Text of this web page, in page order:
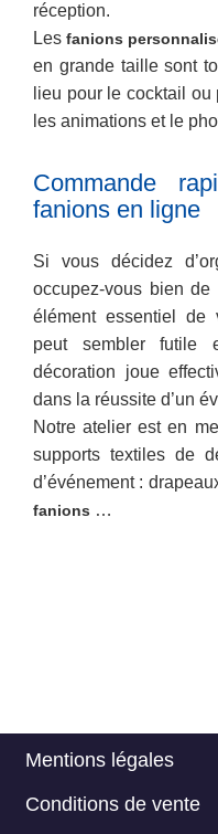
réception.
Les fanions
en grande taille sont
lieu pour le cocktail ou
les animations et le
Commande
fanions en ligne
Si vous décidez
occupez-vous bien de
élément essentiel de
peut sembler futile
décoration joue
dans la réussite d’un
Notre atelier est en
supports textiles de
d’événement :
fanions …
Footer
Mentions légales
Conditions de vente